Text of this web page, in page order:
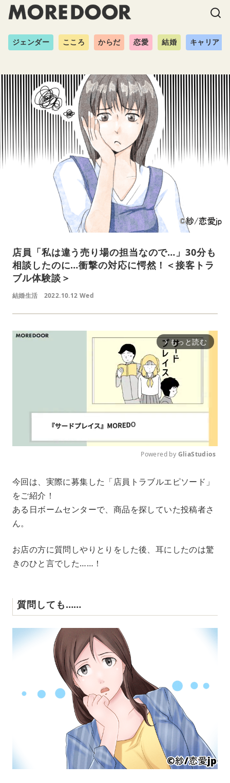
ジェンダー こころ からだ 恋愛 結婚 キャリア
店員「私は違う売り場の担当なので…」30分も
相談したのに…衝撃の対応に愕然！＜接客トラ
ブル体験談＞
結婚生活 2022.10.12 Wed
arrow_forward_ios もっと読む
u
e
Powered by GliaStudios
今回は、実際に募集した「店員トラブルエピソード」
をご紹介！
ある日ボームセンターで、商品を探していた投稿者さ
ん。
お店の方に質問しやりとりをした後、耳にしたのは驚
きのひと言でした……！
質問しても……